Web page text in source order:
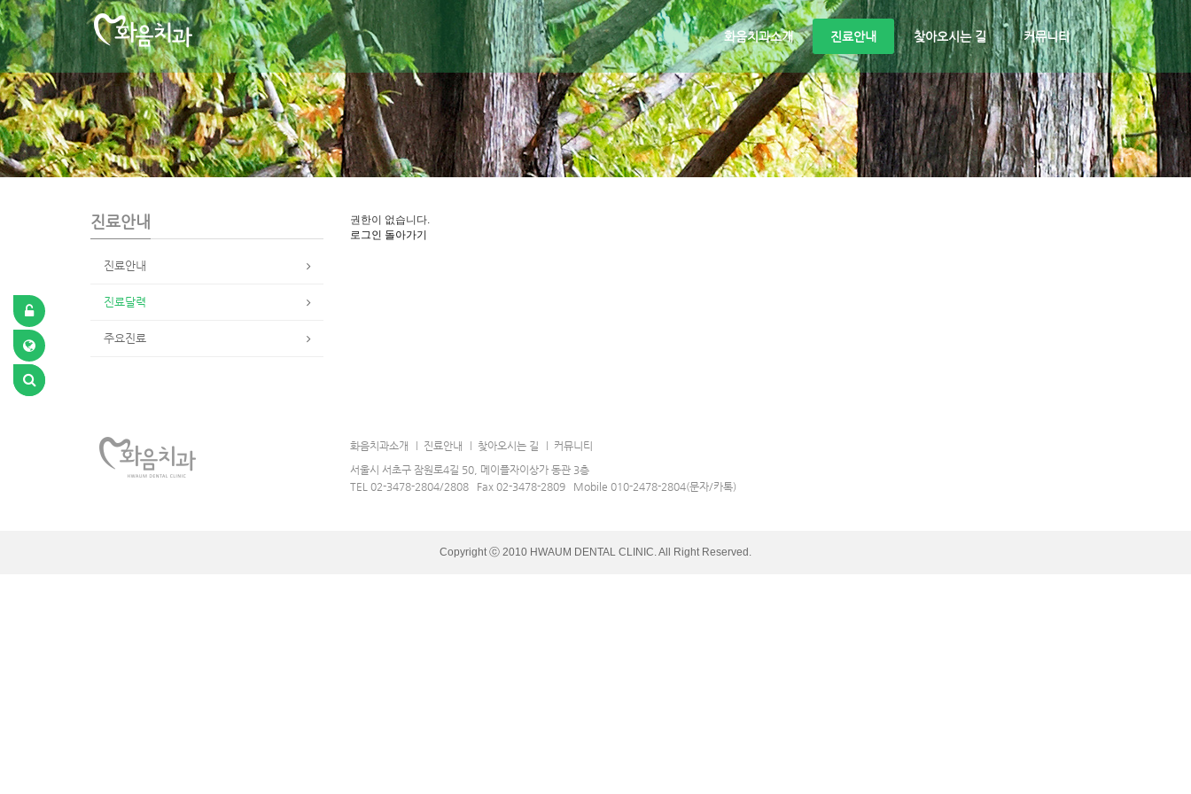
화음치과소개 진료안내 찾아오시는 길 커뮤니티
S
u
b
r
o
m
o
t
i
진료안내
진료안내
진료달력
주요진료
권한이 없습니다.
로그인 돌아가기
화음치과소개 진료안내 찾아오시는 길
커뮤니티
서울시 서초구 잠원로4길 50, 메이플자이상가 동관 3층
TEL 02-3478-2804/2808 Fax 02-3478-2809 Mobile 010-2478-2804(문자/카톡)
Copyright ⓒ 2010 HWAUM DENTAL CLINIC. All Right Reserved.